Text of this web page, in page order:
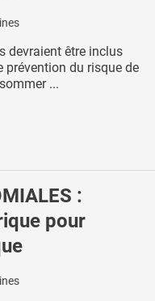
devraient être inclus
prévention du risque de
...
:
pour